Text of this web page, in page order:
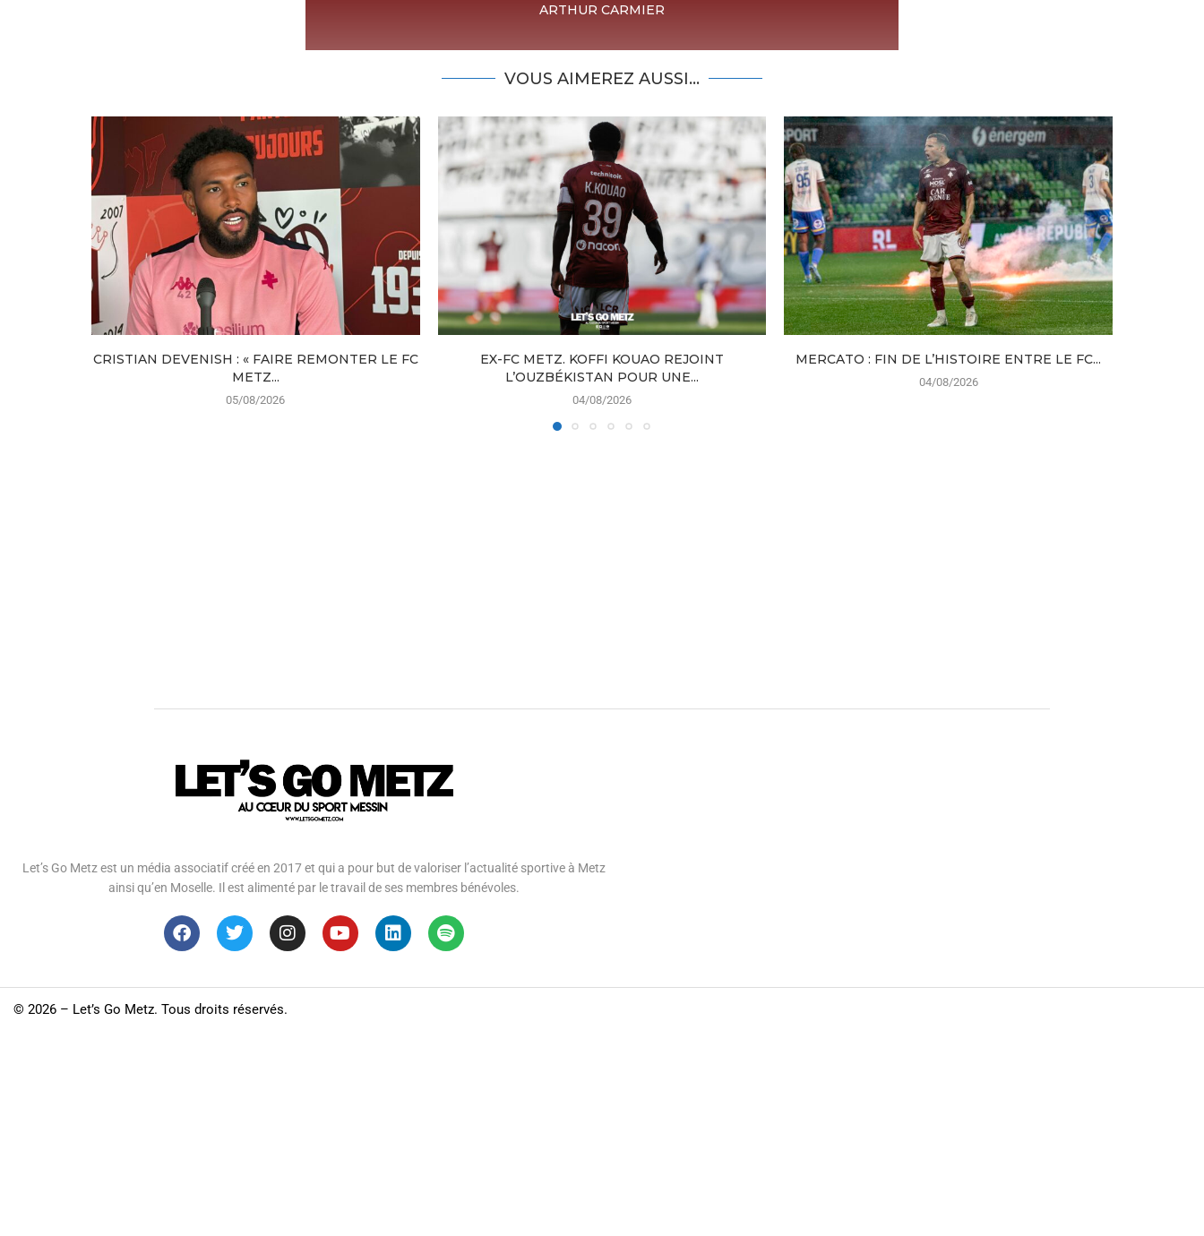
ARTHUR CARMIER
VOUS AIMEREZ AUSSI...
CRISTIAN DEVENISH : « FAIRE REMONTER LE FC
METZ...
05/08/2026
EX-FC METZ. KOFFI KOUAO REJOINT
L’OUZBÉKISTAN POUR UNE...
04/08/2026
MERCATO : FIN DE L’HISTOIRE ENTRE LE FC...
04/08/2026
Let’s Go Metz est un média associatif créé en 2017 et qui a pour but de valoriser l’actualité sportive à Metz
ainsi qu’en Moselle. Il est alimenté par le travail de ses membres bénévoles.
© 2026 – Let’s Go Metz. Tous droits réservés.